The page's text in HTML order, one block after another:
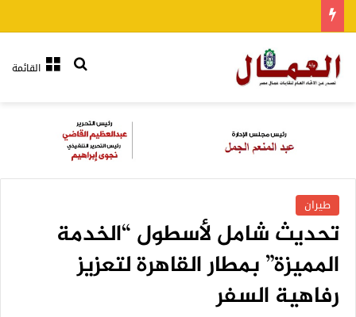
القائمةبحث عن
طيران
تحديث شامل لأسطول “الخدمة
المميزة” بمطار القاهرة لتعزيز
رفاهية السفر